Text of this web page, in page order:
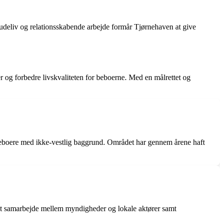
og relationsskabende arbejde formår Tjørnehaven at give
forbedre livskvaliteten for beboerne. Med en målrettet og
med ikke-vestlig baggrund. Området har gennem årene haft
mellem myndigheder og lokale aktører samt